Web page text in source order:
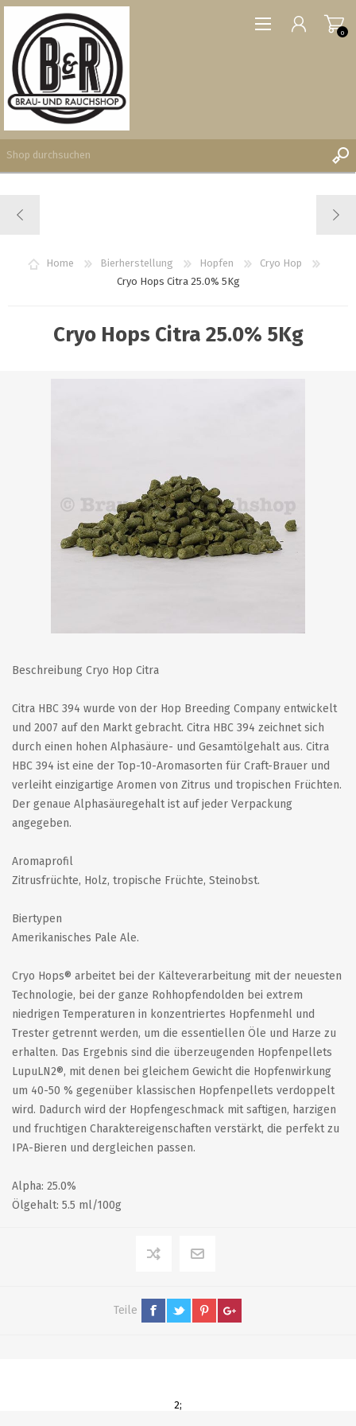
WUNSCHLISTE
0
0
Home Bierherstellung Hopfen
Cryo Hop
Cryo Hops Citra 25.0% 5Kg
Cryo Hops Citra 25.0% 5Kg
Beschreibung Cryo Hop Citra
Citra HBC 394 wurde von der Hop Breeding Company entwickelt
und 2007 auf den Markt gebracht. Citra HBC 394 zeichnet sich
durch einen hohen Alphasäure- und Gesamtölgehalt aus. Citra
HBC 394 ist eine der Top-10-Aromasorten für Craft-Brauer und
verleiht einzigartige Aromen von Zitrus und tropischen Früchten.
Der genaue Alphasäuregehalt ist auf jeder Verpackung
angegeben.
Aromaprofil
Zitrusfrüchte, Holz, tropische Früchte, Steinobst.
Biertypen
Amerikanisches Pale Ale.
Cryo Hops® arbeitet bei der Kälteverarbeitung mit der neuesten
Technologie, bei der ganze Rohhopfendolden bei extrem
niedrigen Temperaturen in konzentriertes Hopfenmehl und
Trester getrennt werden, um die essentiellen Öle und Harze zu
erhalten. Das Ergebnis sind die überzeugenden Hopfenpellets
LupuLN2®, mit denen bei gleichem Gewicht die Hopfenwirkung
um 40-50 % gegenüber klassischen Hopfenpellets verdoppelt
wird. Dadurch wird der Hopfengeschmack mit saftigen, harzigen
und fruchtigen Charaktereigenschaften verstärkt, die perfekt zu
IPA-Bieren und dergleichen passen.
Alpha: 25.0%
Ölgehalt: 5.5 ml/100g
Teile
2;